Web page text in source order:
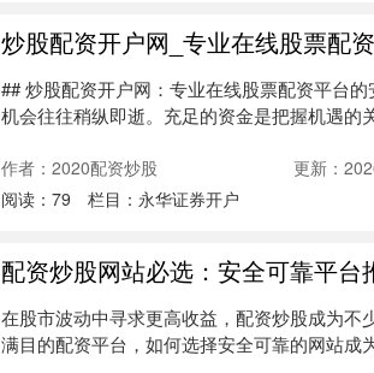
炒股配资开户网_专业在线股票配
## 炒股配资开户网：专业在线股票配资平台
机会往往稍纵即逝。充足的资金是把握机遇的
作者：2020配资炒股 更新：
阅读： 79 栏目： 永华证券开户
配资炒股网站必选：安全可靠平台
在股市波动中寻求更高收益，配资炒股成为不
满目的配资平台，如何选择安全可靠的网站成